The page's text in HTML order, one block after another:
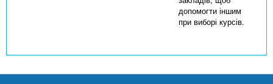
допомогти іншим
при виборі курсів.